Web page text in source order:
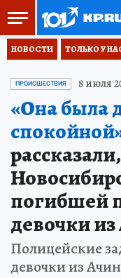
НОВОСТИ ТОЛЬКО У
ПРОИСШЕСТВИЯ 8 июля
«Она была
погибшей
девочки
Полицейские
девочки из